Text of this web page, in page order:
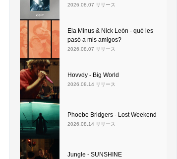
2026.08.07 リリース
Ela Minus & Nick León - qué les
pasó a mis amigos?
2026.08.07 リリース
Hovvdy - Big World
2026.08.14 リリース
Phoebe Bridgers - Lost Weekend
2026.08.14 リリース
Jungle - SUNSHINE